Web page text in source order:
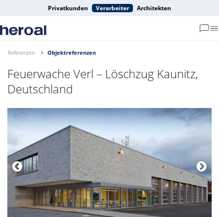
Privatkunden Verarbeiter Architekten
Referenzen Objektreferenzen
Feuerwache Verl – Löschzug Kaunitz,
Deutschland